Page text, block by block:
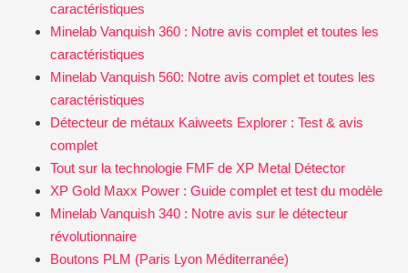
caractéristiques
Minelab Vanquish 360 : Notre avis complet et toutes les
caractéristiques
Minelab Vanquish 560: Notre avis complet et toutes les
caractéristiques
Détecteur de métaux Kaiweets Explorer : Test & avis
complet
Tout sur la technologie FMF de XP Metal Détector
XP Gold Maxx Power : Guide complet et test du modèle
Minelab Vanquish 340 : Notre avis sur le détecteur
révolutionnaire
Boutons PLM (Paris Lyon Méditerranée)